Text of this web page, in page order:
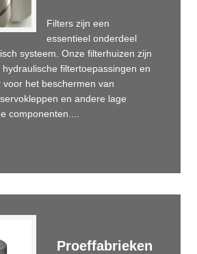
Filters zijn een
essentieel onderdeel
systeem. Onze filterhuizen zijn
filtertoepassingen en
voor het beschermen van
en andere lage
componenten....
Proeffabrieken